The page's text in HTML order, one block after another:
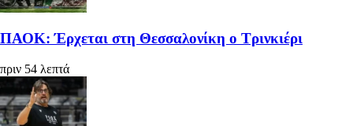
ΠΑΟΚ: Έρχεται στη Θεσσαλονίκη ο Τρινκιέρι
πριν 54 λεπτά